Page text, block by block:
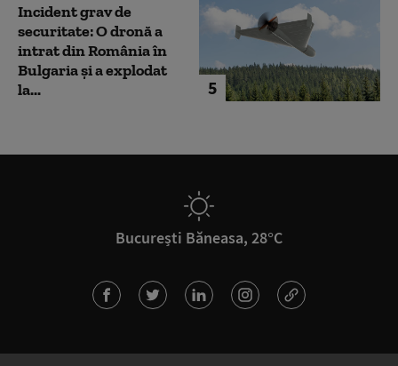
5
Incident grav de
securitate: O dronă a
intrat din România în
Bulgaria şi a explodat
la...
București Băneasa, 28°C